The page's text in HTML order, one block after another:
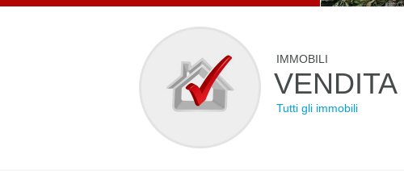
IMMOBILI
VENDITA
Tutti gli immobili